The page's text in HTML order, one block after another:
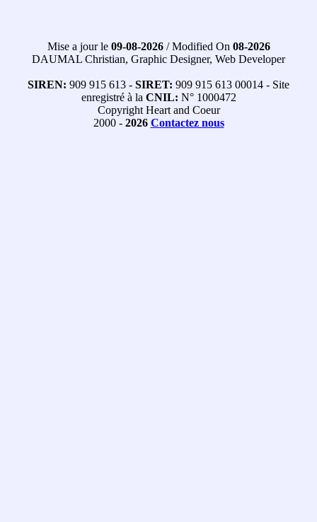
Mise a jour le 09-08-2026/ Modified On 08-2026
DAUMAL Christian, Graphic Designer, Web Developer
SIREN: 909 915 613 - SIRET: 909 915 613 00014 - Site
enregistré à la CNIL: N° 1000472
Copyright Heart and Coeur
2000 - 2026 Contactez nous